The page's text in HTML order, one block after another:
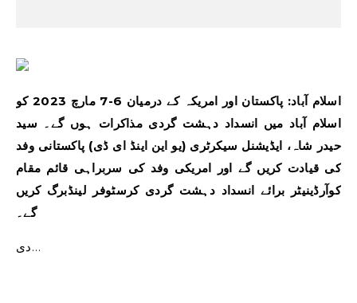
اسلام آباد: پاکستان اور امریکہ کے درمیان 6-7 مارچ 2023 کو
اسلام آباد میں انسداد دہشت گردی مذاکرات ہوں گے۔ سید
حیدر شاہ، ایڈیشنل سیکرٹری (یو این اینڈ ای ڈی) پاکستانی وفد
کی قیادت کریں گے اور امریکی وفد کی سربراہی قائم مقام
کوآرڈینیٹر برائے انسداد دہشت گردی کرسٹوفر لینڈبرگ کریں
گے۔
دی…